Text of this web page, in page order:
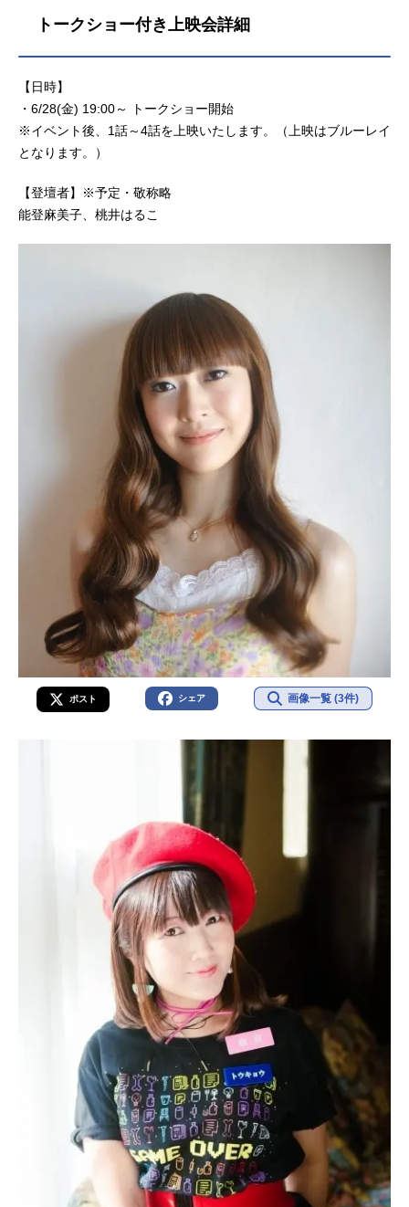
ニメ(C)今敏・マッドハウス／「妄想
トークショー付き上映会詳細
【日時】
・6/28(金) 19:00～ トークショー開始
※イベント後、1話～4話を上映いたします。（上映はブルーレイ
となります。）
【登壇者】※予定・敬称略
能登麻美子、桃井はるこ
ポスト シェア 画像一覧 (3件)